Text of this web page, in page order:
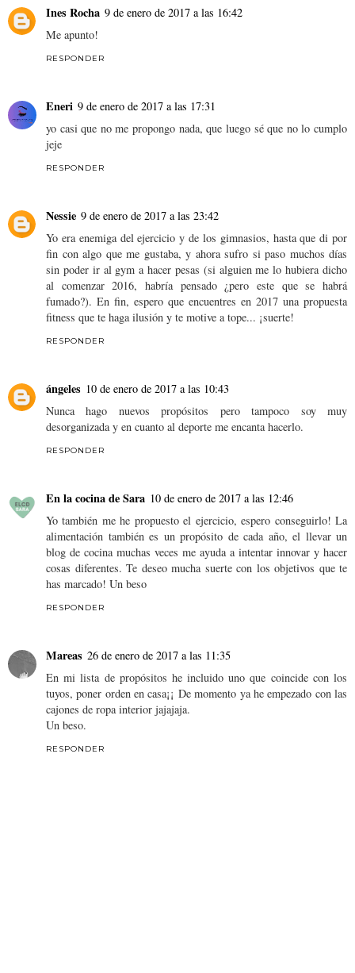
Ines Rocha 9 de enero de 2017 a las 16:42
Me apunto!
RESPONDER
Eneri 9 de enero de 2017 a las 17:31
yo casi que no me propongo nada, que luego sé que no lo cumplo
jeje
RESPONDER
Nessie 9 de enero de 2017 a las 23:42
Yo era enemiga del ejercicio y de los gimnasios, hasta que di por
fin con algo que me gustaba, y ahora sufro si paso muchos días
sin poder ir al gym a hacer pesas (si alguien me lo hubiera dicho
al comenzar 2016, habría pensado ¿pero este que se habrá
fumado?). En fin, espero que encuentres en 2017 una propuesta
fitness que te haga ilusión y te motive a tope... ¡suerte!
RESPONDER
ángeles 10 de enero de 2017 a las 10:43
Nunca hago nuevos propósitos pero tampoco soy muy
desorganizada y en cuanto al deporte me encanta hacerlo.
RESPONDER
En la cocina de Sara 10 de enero de 2017 a las 12:46
Yo también me he propuesto el ejercicio, espero conseguirlo! La
alimentación también es un propósito de cada año, el llevar un
blog de cocina muchas veces me ayuda a intentar innovar y hacer
cosas diferentes. Te deseo mucha suerte con los objetivos que te
has marcado! Un beso
RESPONDER
Mareas 26 de enero de 2017 a las 11:35
En mi lista de propósitos he incluido uno que coincide con los
tuyos, poner orden en casa¡¡ De momento ya he empezado con las
cajones de ropa interior jajajaja.
Un beso.
RESPONDER